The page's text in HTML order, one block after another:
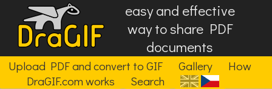
easy and effective
way to share PDF
documents
Upload PDF and convert to GIF Gallery
How
DraGIF.com works
Search